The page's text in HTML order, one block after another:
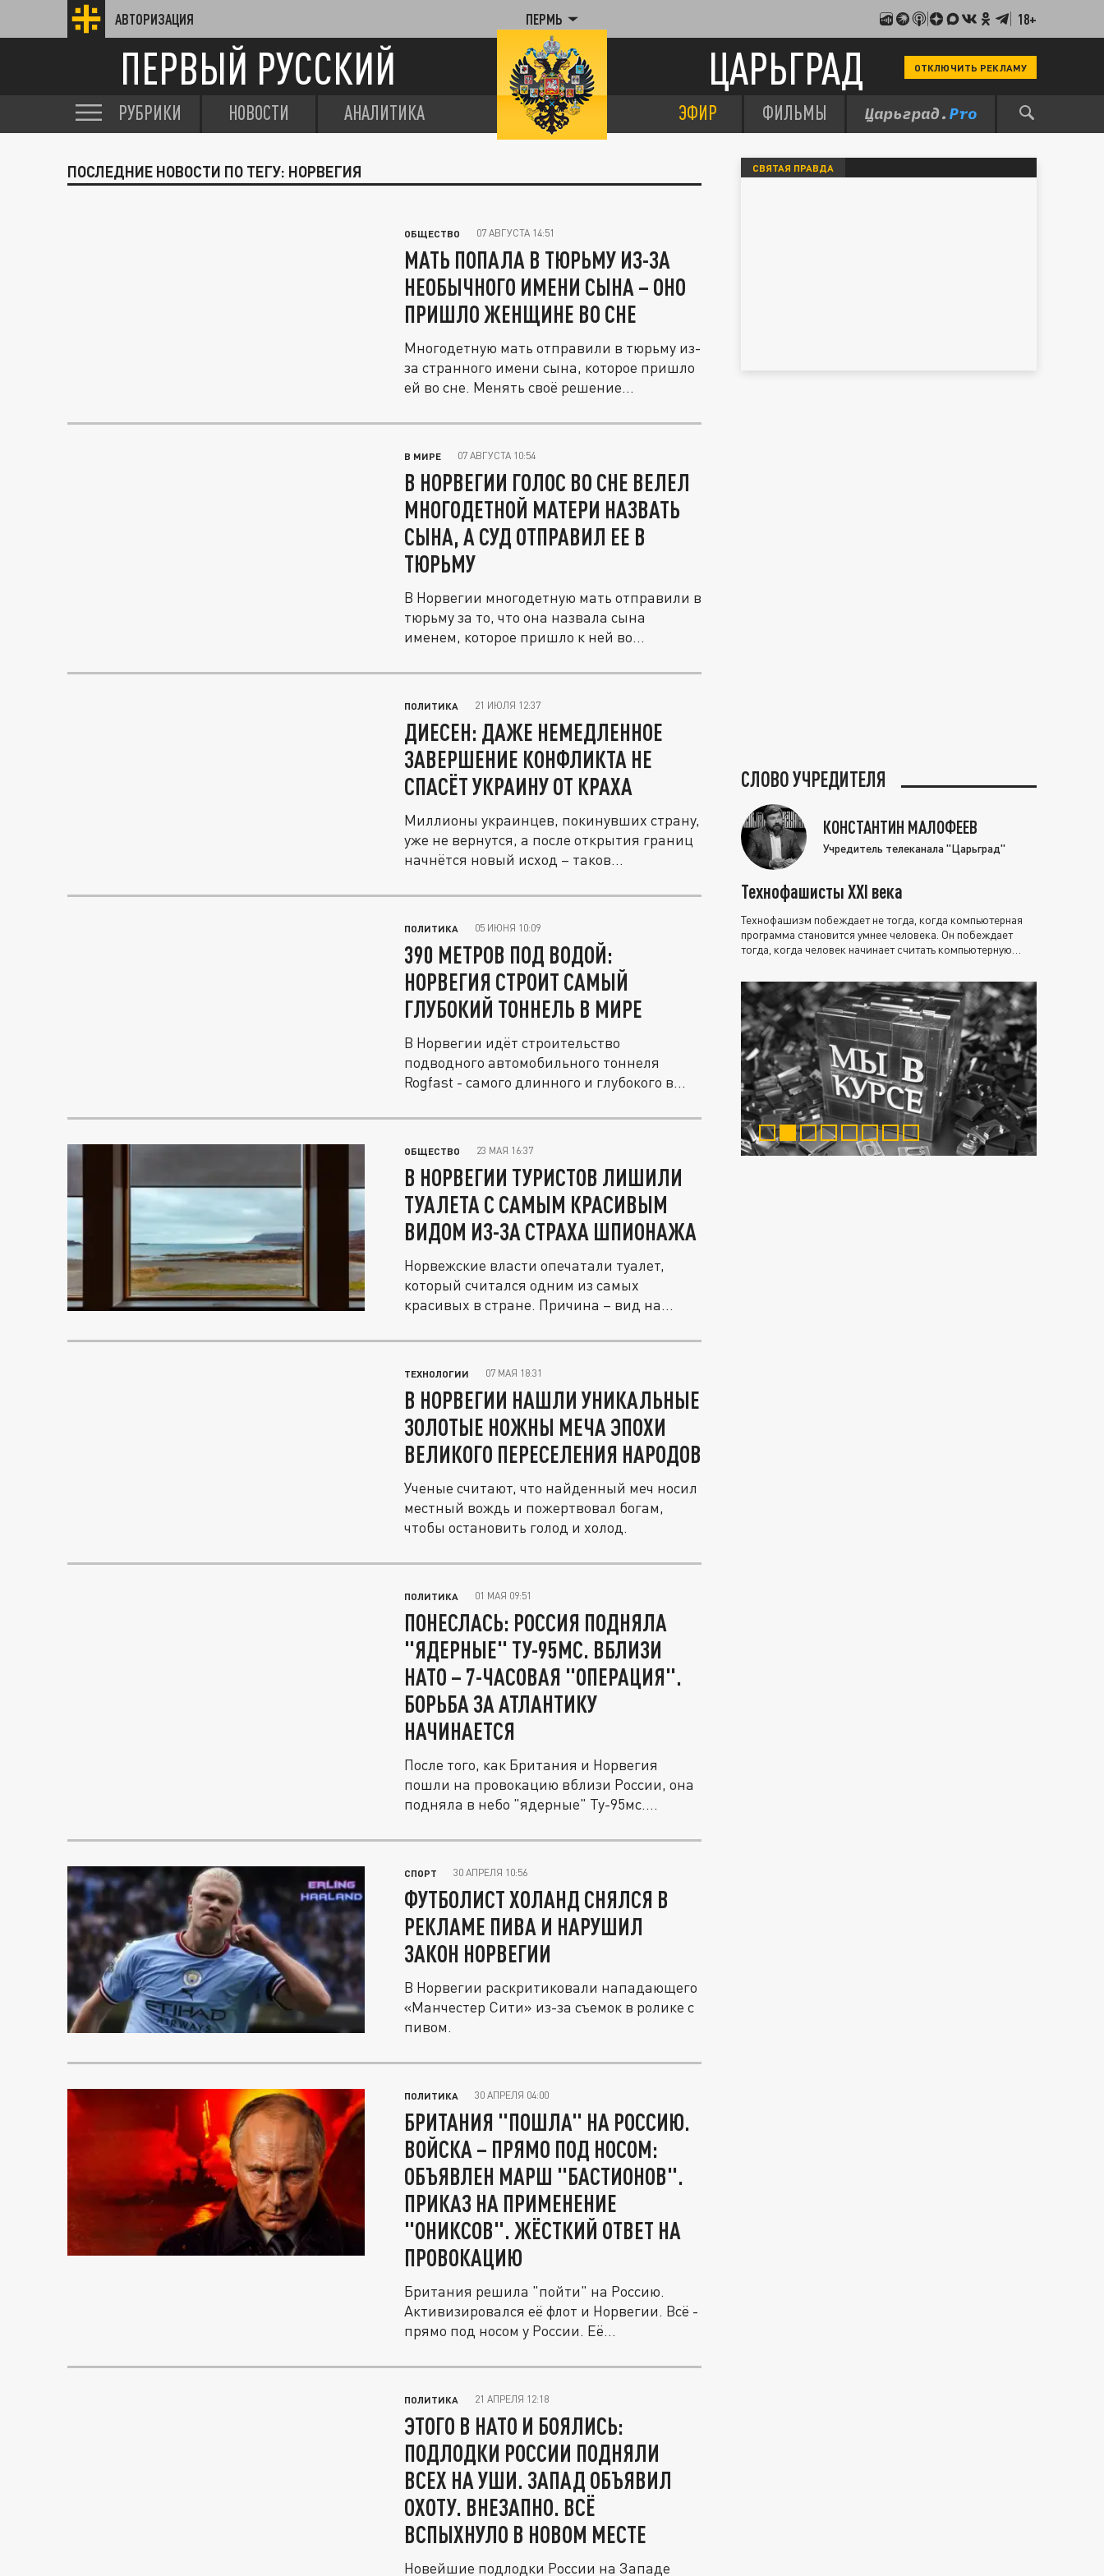
АВТОРИЗАЦИЯ ПЕРМЬ 18+
ПЕРВЫЙ РУССКИЙ ЦАРЬГРАД ОТКЛЮЧИТЬ РЕКЛАМУ
РУБРИКИ НОВОСТИ АНАЛИТИКА ЭФИР ФИЛЬМЫ
ПОСЛЕДНИЕ НОВОСТИ ПО ТЕГУ: НОРВЕГИЯ
ОБЩЕСТВО 07 АВГУСТА 14:51
МАТЬ ПОПАЛА В ТЮРЬМУ ИЗ-ЗА
НЕОБЫЧНОГО ИМЕНИ СЫНА – ОНО
ПРИШЛО ЖЕНЩИНЕ ВО СНЕ
Многодетную мать отправили в тюрьму из-
за странного имени сына, которое пришло
ей во сне. Менять своё решение...
В МИРЕ 07 АВГУСТА 10:54
В НОРВЕГИИ ГОЛОС ВО СНЕ ВЕЛЕЛ
МНОГОДЕТНОЙ МАТЕРИ НАЗВАТЬ
СЫНА, А СУД ОТПРАВИЛ ЕЕ В
ТЮРЬМУ
В Норвегии многодетную мать отправили в
тюрьму за то, что она назвала сына
именем, которое пришло к ней во...
ПОЛИТИКА 21 ИЮЛЯ 12:37
ДИЕСЕН: ДАЖЕ НЕМЕДЛЕННОЕ
ЗАВЕРШЕНИЕ КОНФЛИКТА НЕ
СПАСЁТ УКРАИНУ ОТ КРАХА
Миллионы украинцев, покинувших страну,
уже не вернутся, а после открытия границ
начнётся новый исход – таков...
ПОЛИТИКА 05 ИЮНЯ 10:09
390 МЕТРОВ ПОД ВОДОЙ:
НОРВЕГИЯ СТРОИТ САМЫЙ
ГЛУБОКИЙ ТОННЕЛЬ В МИРЕ
В Норвегии идёт строительство
подводного автомобильного тоннеля
Rogfast - самого длинного и глубокого в
ОБЩЕСТВО 23 МАЯ 16:37
В НОРВЕГИИ ТУРИСТОВ ЛИШИЛИ
ТУАЛЕТА С САМЫМ КРАСИВЫМ
ВИДОМ ИЗ-ЗА СТРАХА ШПИОНАЖА
Норвежские власти опечатали туалет,
который считался одним из самых
красивых в стране. Причина – вид на...
ТЕХНОЛОГИИ 07 МАЯ 18:31
В НОРВЕГИИ НАШЛИ УНИКАЛЬНЫЕ
ЗОЛОТЫЕ НОЖНЫ МЕЧА ЭПОХИ
ВЕЛИКОГО ПЕРЕСЕЛЕНИЯ НАРОДОВ
Ученые считают, что найденный меч носил
местный вождь и пожертвовал богам,
чтобы остановить голод и холод.
ПОЛИТИКА 01 МАЯ 09:51
ПОНЕСЛАСЬ: РОССИЯ ПОДНЯЛА
"ЯДЕРНЫЕ" ТУ-95МС. ВБЛИЗИ
НАТО – 7-ЧАСОВАЯ "ОПЕРАЦИЯ".
БОРЬБА ЗА АТЛАНТИКУ
НАЧИНАЕТСЯ
После того, как Британия и Норвегия
пошли на провокацию вблизи России, она
подняла в небо "ядерные" Ту-95мс....
СПОРТ 30 АПРЕЛЯ 10:56
ФУТБОЛИСТ ХОЛАНД СНЯЛСЯ В
РЕКЛАМЕ ПИВА И НАРУШИЛ
ЗАКОН НОРВЕГИИ
В Норвегии раскритиковали нападающего
«Манчестер Сити» из-за съемок в ролике с
пивом.
ПОЛИТИКА 30 АПРЕЛЯ 04:00
БРИТАНИЯ "ПОШЛА" НА РОССИЮ.
ВОЙСКА – ПРЯМО ПОД НОСОМ:
ОБЪЯВЛЕН МАРШ "БАСТИОНОВ".
ПРИКАЗ НА ПРИМЕНЕНИЕ
"ОНИКСОВ". ЖЁСТКИЙ ОТВЕТ НА
ПРОВОКАЦИЮ
Британия решила "пойти" на Россию.
Активизировался её флот и Норвегии. Всё -
прямо под носом у России. Её...
ПОЛИТИКА 21 АПРЕЛЯ 12:18
ЭТОГО В НАТО И БОЯЛИСЬ:
ПОДЛОДКИ РОССИИ ПОДНЯЛИ
ВСЕХ НА УШИ. ЗАПАД ОБЪЯВИЛ
ОХОТУ. ВНЕЗАПНО. ВСЁ
ВСПЫХНУЛО В НОВОМ МЕСТЕ
Новейшие подлодки России на Западе
СВЯТАЯ ПРАВДА
СЛОВО УЧРЕДИТЕЛЯ
КОНСТАНТИН МАЛОФЕЕВ
Учредитель телеканала "Царьград"
Технофашисты XXI века
Технофашизм побеждает не тогда, когда компьютерная
программа становится умнее человека. Он побеждает
тогда, когда человек начинает считать компьютерную